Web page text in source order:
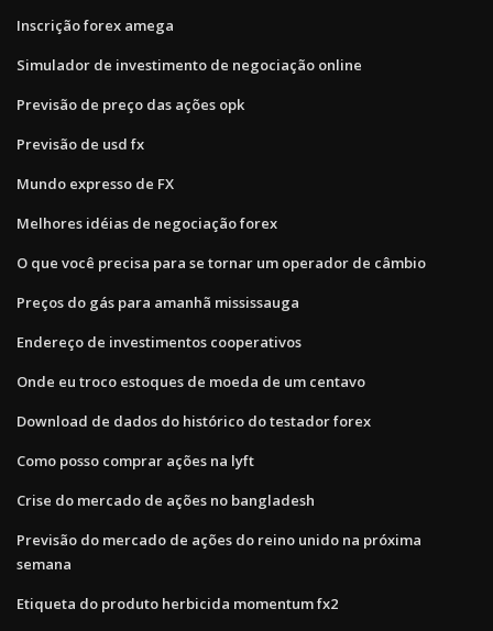
Inscrição forex amega
Simulador de investimento de negociação online
Previsão de preço das ações opk
Previsão de usd fx
Mundo expresso de FX
Melhores idéias de negociação forex
O que você precisa para se tornar um operador de câmbio
Preços do gás para amanhã mississauga
Endereço de investimentos cooperativos
Onde eu troco estoques de moeda de um centavo
Download de dados do histórico do testador forex
Como posso comprar ações na lyft
Crise do mercado de ações no bangladesh
Previsão do mercado de ações do reino unido na próxima
semana
Etiqueta do produto herbicida momentum fx2